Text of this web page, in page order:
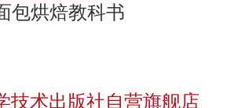
包烘焙教科书
技术出版社自营旗舰店